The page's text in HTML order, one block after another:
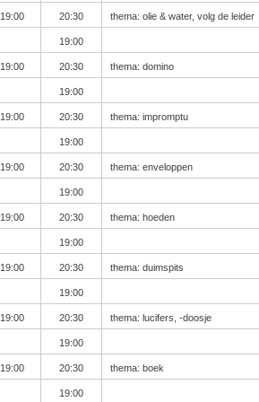
19:00 20:30 thema: olie & water, volg de leider
19:00
19:00 20:30 thema: domino
19:00
19:00 20:30 thema: impromptu
19:00
19:00 20:30 thema: enveloppen
19:00
19:00 20:30 thema: hoeden
19:00
19:00 20:30 thema: duimspits
19:00
19:00 20:30 thema: lucifers, -doosje
19:00
19:00 20:30 thema: boek
19:00